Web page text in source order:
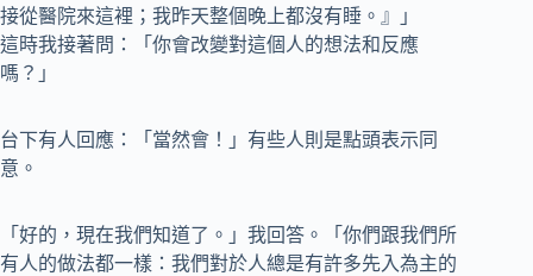
接從醫院來這裡；我昨天整個晚上都沒有睡。』」
這時我接著問：「你會改變對這個人的想法和反應
嗎？」
台下有人回應：「當然會！」有些人則是點頭表示同
意。
「好的，現在我們知道了。」我回答。「你們跟我們所
有人的做法都一樣：我們對於人總是有許多先入為主的